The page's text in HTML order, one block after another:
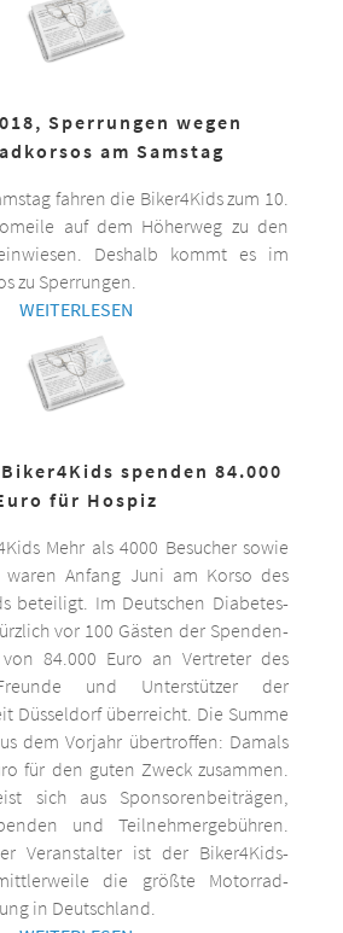
Sperrungen wegen
am Samstag
fahren die Biker4Kids zum 10.
auf dem Höherweg zu den
Deshalb kommt es im
zu Sperrungen.
WEITERLESEN
spenden 84.000
für Hospiz
Mehr als 4000 Besucher sowie
waren Anfang Juni am Korso des
beteiligt. Im Deutschen Diabetes-
vor 100 Gästen der Spenden-
84.000 Euro an Vertreter des
und Unterstützer der
Düsseldorf überreicht. Die Summe
dem Vorjahr übertroffen: Damals
für den guten Zweck zusammen.
sich aus Sponsorenbeiträgen,
und Teilnehmergebühren.
Veranstalter ist der Biker4Kids-
die größte Motorrad-
in Deutschland.